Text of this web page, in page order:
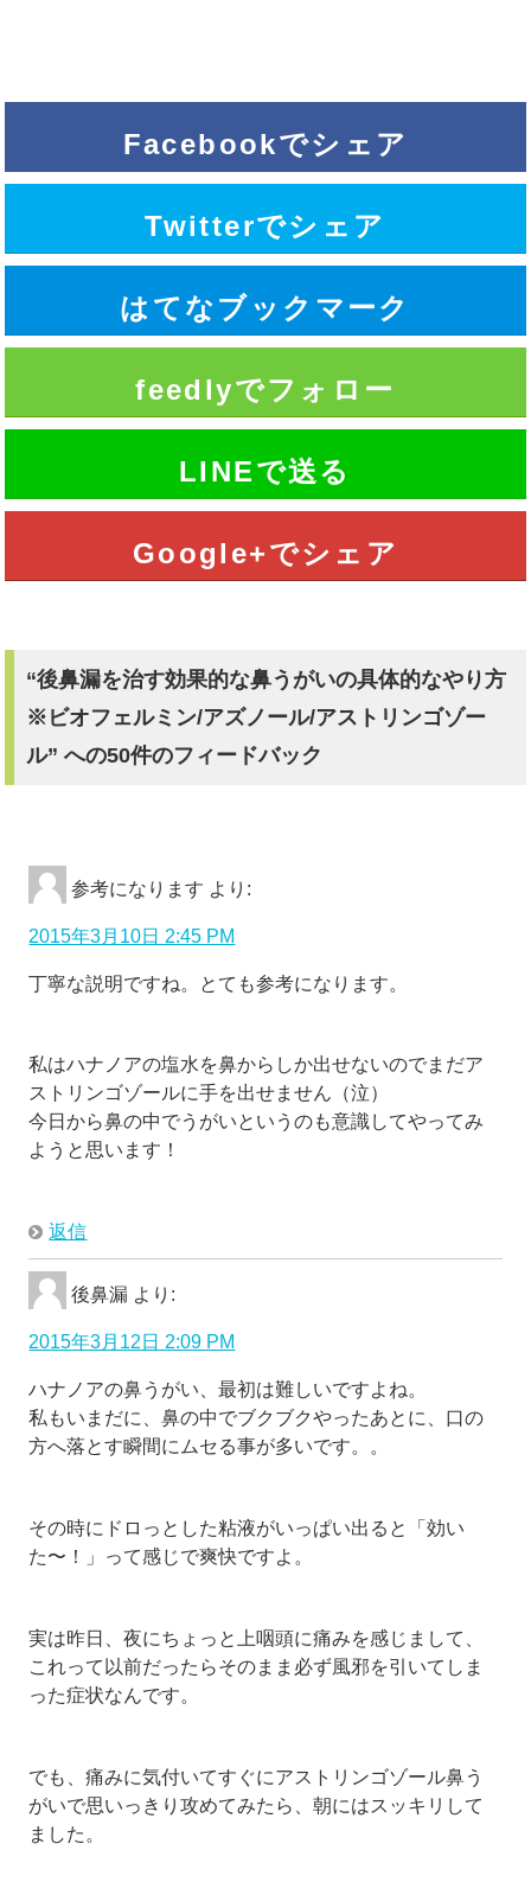
Facebookでシェア
Twitterでシェア
はてなブックマーク
feedlyでフォロー
LINEで送る
Google+でシェア
“後鼻漏を治す効果的な鼻うがいの具体的なやり方
※ビオフェルミン/アズノール/アストリンゴゾー
ル” への50件のフィードバック
参考になります より:
2015年3月10日 2:45 PM
丁寧な説明ですね。とても参考になります。
私はハナノアの塩水を鼻からしか出せないのでまだア
ストリンゴゾールに手を出せません（泣）
今日から鼻の中でうがいというのも意識してやってみ
ようと思います！
返信
後鼻漏 より:
2015年3月12日 2:09 PM
ハナノアの鼻うがい、最初は難しいですよね。
私もいまだに、鼻の中でブクブクやったあとに、口の
方へ落とす瞬間にムセる事が多いです。。
その時にドロっとした粘液がいっぱい出ると「効い
た〜！」って感じで爽快ですよ。
実は昨日、夜にちょっと上咽頭に痛みを感じまして、
これって以前だったらそのまま必ず風邪を引いてしま
った症状なんです。
でも、痛みに気付いてすぐにアストリンゴゾール鼻う
がいで思いっきり攻めてみたら、朝にはスッキリして
ました。